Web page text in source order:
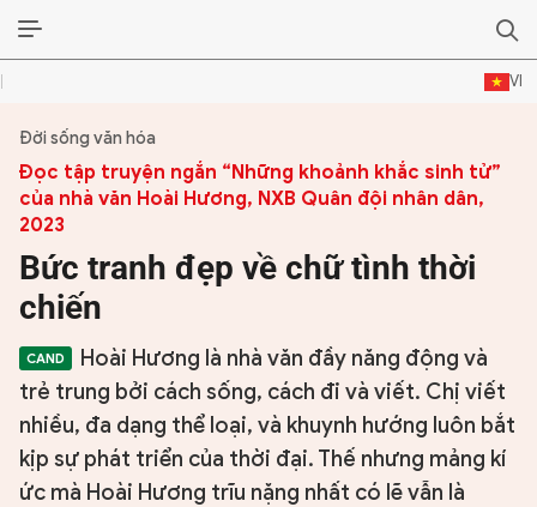
VI
ĐỜI SỐNG VĂN HÓA
TƯ LIỆU VĂN HÓA
LÝ LUẬN
THƠ
TRUYỀN THỐNG
TRUYỆN
DIỄN ĐÀN
Đời sống văn hóa
Đọc tập truyện ngắn “Những khoảnh khắc sinh tử”
của nhà văn Hoài Hương, NXB Quân đội nhân dân,
2023
Bức tranh đẹp về chữ tình thời
chiến
Hoài Hương là nhà văn đầy năng động và
trẻ trung bởi cách sống, cách đi và viết. Chị viết
nhiều, đa dạng thể loại, và khuynh hướng luôn bắt
kịp sự phát triển của thời đại. Thế nhưng mảng kí
ức mà Hoài Hương trĩu nặng nhất có lẽ vẫn là